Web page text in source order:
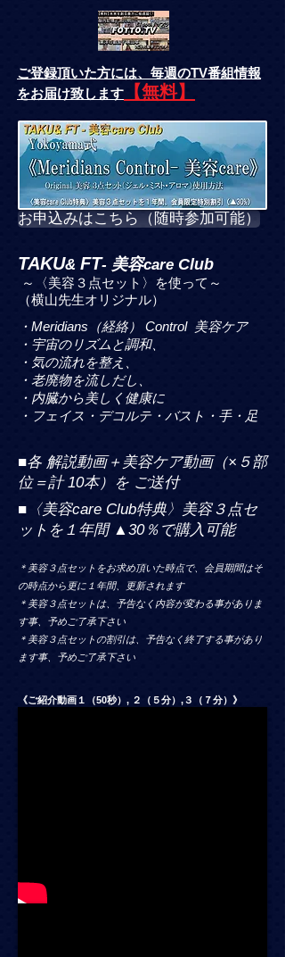
ご登録頂いた方には、 毎週のTV番組情報
をお届け致します
【無料】
お申込みはこちら（随時参加可能）
TAKU& FT- 美容care Club
～〈美容３点セット〉を使って～
（横山先生オリジナル）
・Meridians（経絡） Control 美容ケア
・宇宙のリズムと調和、
・気の流れを整え、
・老廃物を流しだし、
・内臓から美しく健康に
・フェイス・デコルテ・バスト・手・足
■各 解説動画＋美容ケア動画（×５部
位＝計 10本）を ご送付
■〈美容care Club特典〉美容３点セ
ットを１年間 ▲30％で購入可能
＊美容３点セットをお求め頂いた時点で、会員期間はそ
の時点から更に１年間、更新されます
＊美容３点セットは、予告なく内容が変わる事がありま
す事、予めご了承下さい
＊美容３点セットの割引は、予告なく終了する事があり
ます事、予めご了承下さい
《ご紹介動画１（50秒）, ２（５分）,３（７分）》